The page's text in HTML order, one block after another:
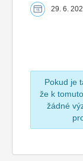
29. 6.
Pokud je
že k
žádné